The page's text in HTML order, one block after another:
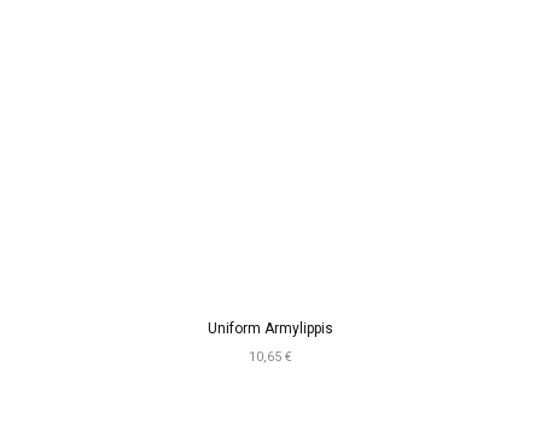
Uniform Armylippis
10,65 €